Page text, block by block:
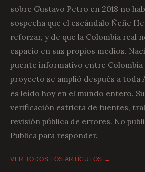
sobre Gustavo Petro en 2018 no
sospecha que el escándalo Ñeñe
reforzar, y de que la Colombia real
espacio en sus propios medios.
puente informativo entre Colombia
proyecto se amplió después a toda
es leído hoy en el mundo entero.
verificación estricta de fuentes,
revisión pública de errores. No
Publica para responder.
VER TODOS LOS ARTÍCULOS →